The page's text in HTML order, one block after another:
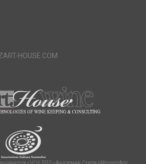
HOUSE.COM
«ЧОУ ДПО «Академия Стиля «МоцартАрт